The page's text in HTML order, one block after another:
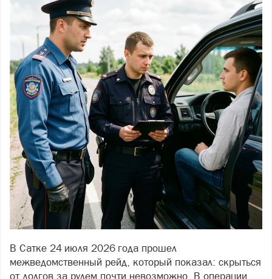
В Сатке 24 июля 2026 года прошел
межведомственный рейд, который показал: скрыться
от долгов за рулем почти невозможно. В операции